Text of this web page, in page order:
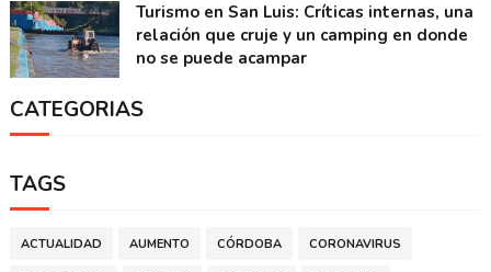
Turismo en San Luis: Críticas internas, una
relación que cruje y un camping en donde
no se puede acampar
CATEGORIAS
TAGS
ACTUALIDAD AUMENTO CÓRDOBA CORONAVIRUS